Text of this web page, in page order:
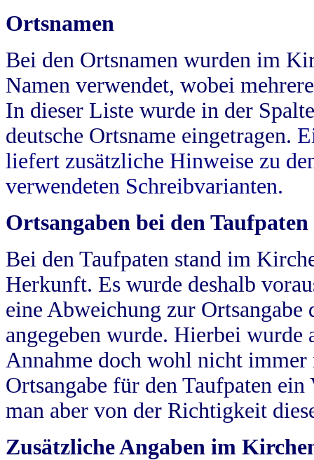
Ortsnamen
Bei den Ortsnamen wurden im
Namen verwendet, wobei
In dieser Liste wurde in der
deutsche Ortsname eingetragen.
liefert zusätzliche Hinweise zu
verwendeten Schreibvarianten.
Ortsangaben bei den Taufpaten
Bei den Taufpaten stand im
Herkunft. Es wurde deshalb
eine Abweichung zur
angegeben wurde. Hierbei wurde
Annahme doch wohl nicht
Ortsangabe für den Taufpaten
man aber von der Richtigkeit
Zusätzliche Angaben im